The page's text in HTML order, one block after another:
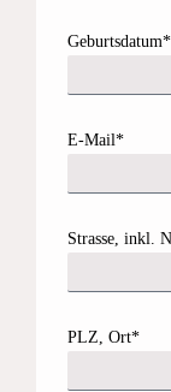
Geburtsdatum*
E-Mail*
Strasse, inkl.
PLZ, Ort*